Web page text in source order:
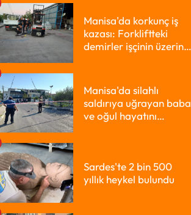
Manisa'da korkunç iş
kazası: Forkliftteki
demirler işçinin üzerine
Manisa'da silahlı
saldırıya uğrayan baba
ve oğul hayatını
Sardes'te 2 bin 500
yıllık heykel bulundu